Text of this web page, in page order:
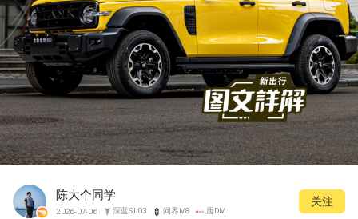
陈大个同学
2026-07-06 深蓝SL03 问界M8 唐DM
关注